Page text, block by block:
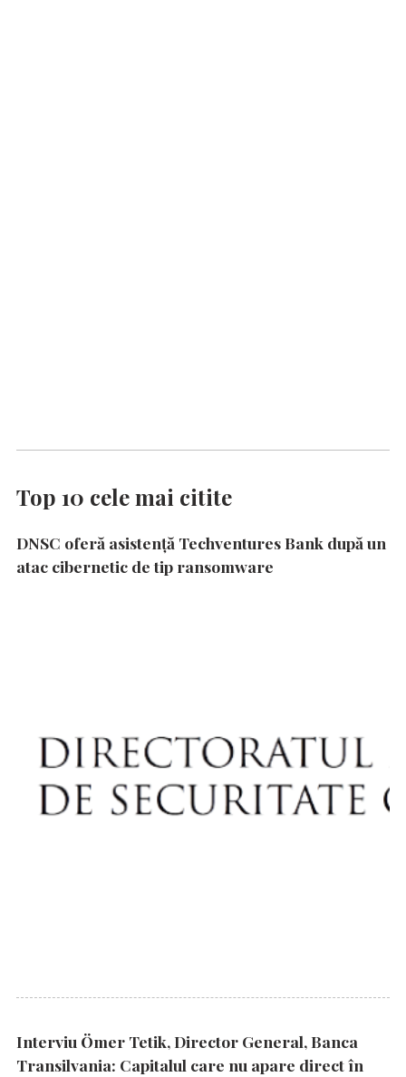
Top 10 cele mai citite
DNSC oferă asistență Techventures Bank după un
atac cibernetic de tip ransomware
Interviu Ömer Tetik, Director General, Banca
Transilvania: Capitalul care nu apare direct în